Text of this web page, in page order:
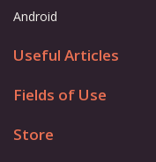
Android
Useful Articles
Fields of Use
Store